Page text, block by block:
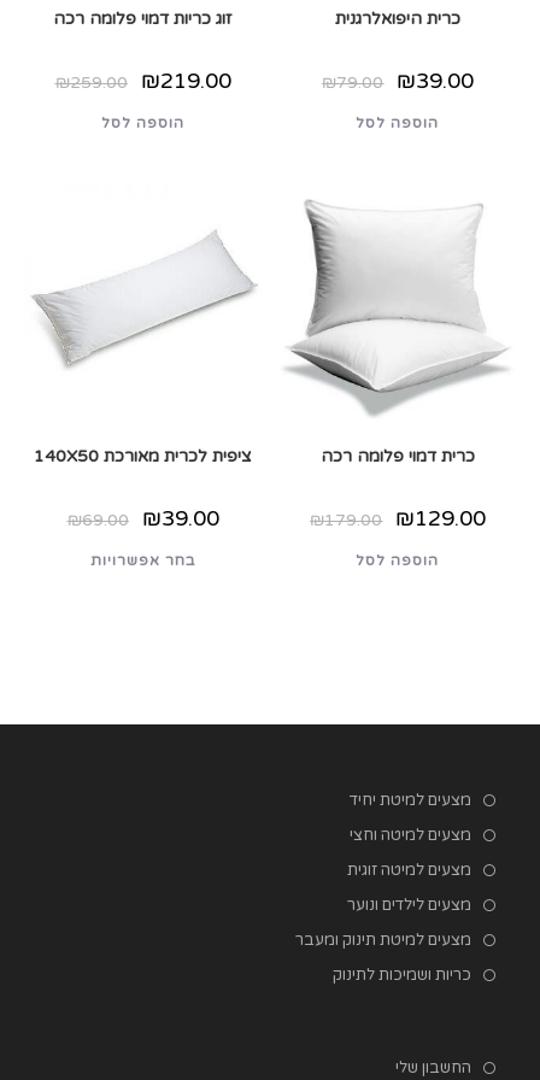
כרית היפואלרגנית
₪79.00
המחיר
המקורי
₪79.00.
₪39.00
המחיר
הנוכחי
₪39.00.
הוספה לסל
זוג כריות דמוי פלומה רכה
₪259.00
המחיר
המקורי
₪259.00.
₪219.00
המחיר
הנוכחי
₪219.00.
הוספה לסל
כרית דמוי פלומה רכה
₪179.00
המחיר
המקורי
₪179.00.
₪129.00
המחיר
הנוכחי
₪129.00.
הוספה לסל
ציפית לכרית מאורכת 140X50
₪69.00
המחיר
המקורי
₪69.00.
₪39.00
המחיר
הנוכחי
₪39.00.
בחר אפשרויות
מצעים למיטת יחיד
מצעים למיטה וחצי
מצעים למיטה זוגית
מצעים לילדים ונוער
מצעים למיטת תינוק ומעבר
כריות ושמיכות לתינוק
החשבון שלי